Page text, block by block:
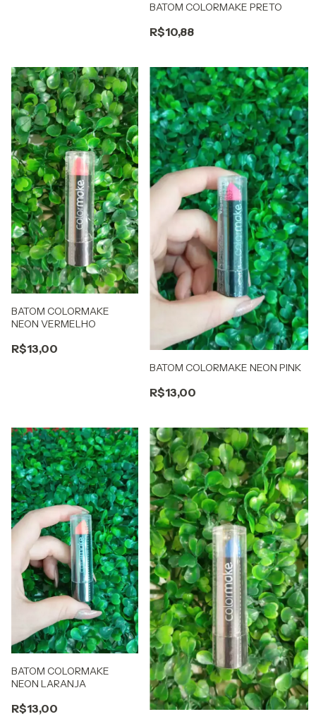
BATOM COLORMAKE PRETO
R$10,88
BATOM COLORMAKE
NEON VERMELHO
R$13,00
BATOM COLORMAKE NEON PINK
R$13,00
BATOM COLORMAKE
NEON LARANJA
R$13,00